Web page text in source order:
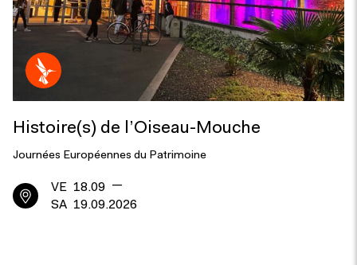
Histoire(s) de l’Oiseau-Mouche
Journées Européennes du Patrimoine
VE 18.09 —
SA 19.09.2026